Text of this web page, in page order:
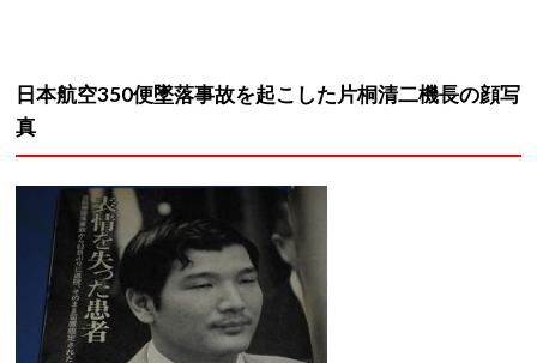
日本航空350便墜落事故を起こした片桐清二機長の顔写
真